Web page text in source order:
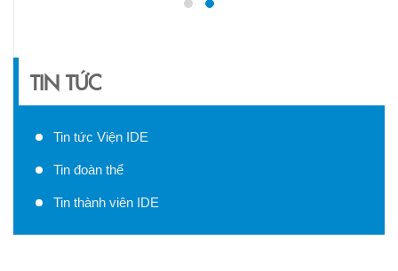
TIN TỨC
Tin tức Viện IDE
Tin đoàn thể
Tin thành viên IDE